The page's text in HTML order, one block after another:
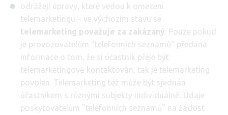
odrážejí úpravy, které vedou k omezení
telemarketingu – ve výchozím stavu se
telemarketing považuje za zakázaný . Pouze pokud
je provozovatelům "telefonních seznamů" předána
informace o tom, že si účastník přeje být
telemarketingově kontaktován, tak je telemarketing
povolen. Telemarketing též může být sjednán
účastníkem s různými subjekty individuálně. Údaje
poskytovatelům "telefonních seznamů" na žádost